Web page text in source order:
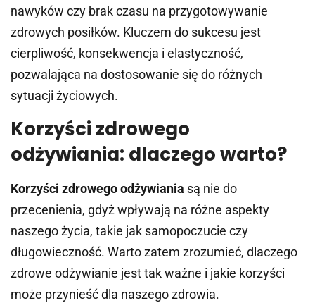
nawyków czy brak czasu na przygotowywanie
zdrowych posiłków. Kluczem do sukcesu jest
cierpliwość, konsekwencja i elastyczność,
pozwalająca na dostosowanie się do różnych
sytuacji życiowych.
Korzyści zdrowego
odżywiania: dlaczego warto?
Korzyści zdrowego odżywiania są nie do
przecenienia, gdyż wpływają na różne aspekty
naszego życia, takie jak samopoczucie czy
długowieczność. Warto zatem zrozumieć, dlaczego
zdrowe odżywianie jest tak ważne i jakie korzyści
może przynieść dla naszego zdrowia.